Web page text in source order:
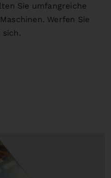
Sie umfangreiche
Werfen Sie
sich.